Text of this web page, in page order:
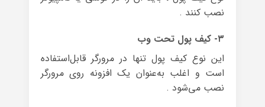
نصب کنند .
۳- کیف پول تحت وب
این نوع کیف پول تنها در مرورگر قابل‌استفاده
است و اغلب به‌عنوان یک افزونه روی مرورگر
نصب می‌شود .